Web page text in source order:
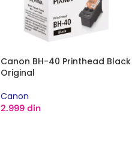
Canon BH-40 Printhead Black
Original
Canon
2.999 din